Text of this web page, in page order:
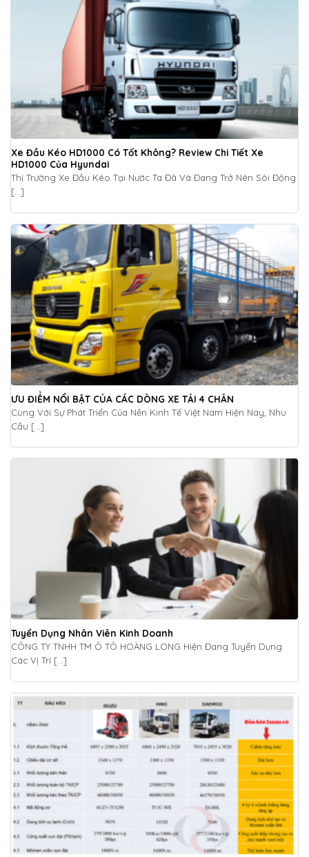
Xe Đầu Kéo HD1000 Có Tốt Không? Review Chi Tiết Xe
HD1000 Của Hyundai
Thị Trường Xe Đầu Kéo Tại Nước Ta Đã Và Đang Trở Nên Sôi Động
[...]
ƯU ĐIỂM NỔI BẬT CỦA CÁC DÒNG XE TẢI 4 CHÂN
Cùng Với Sự Phát Triển Của Nền Kinh Tế Việt Nam Hiện Nay, Nhu
Cầu [...]
Tuyển Dụng Nhân Viên Kinh Doanh
CÔNG TY TNHH TM Ô TÔ HOÀNG LONG Hiện Đang Tuyển Dụng
Các Vị Trí [...]